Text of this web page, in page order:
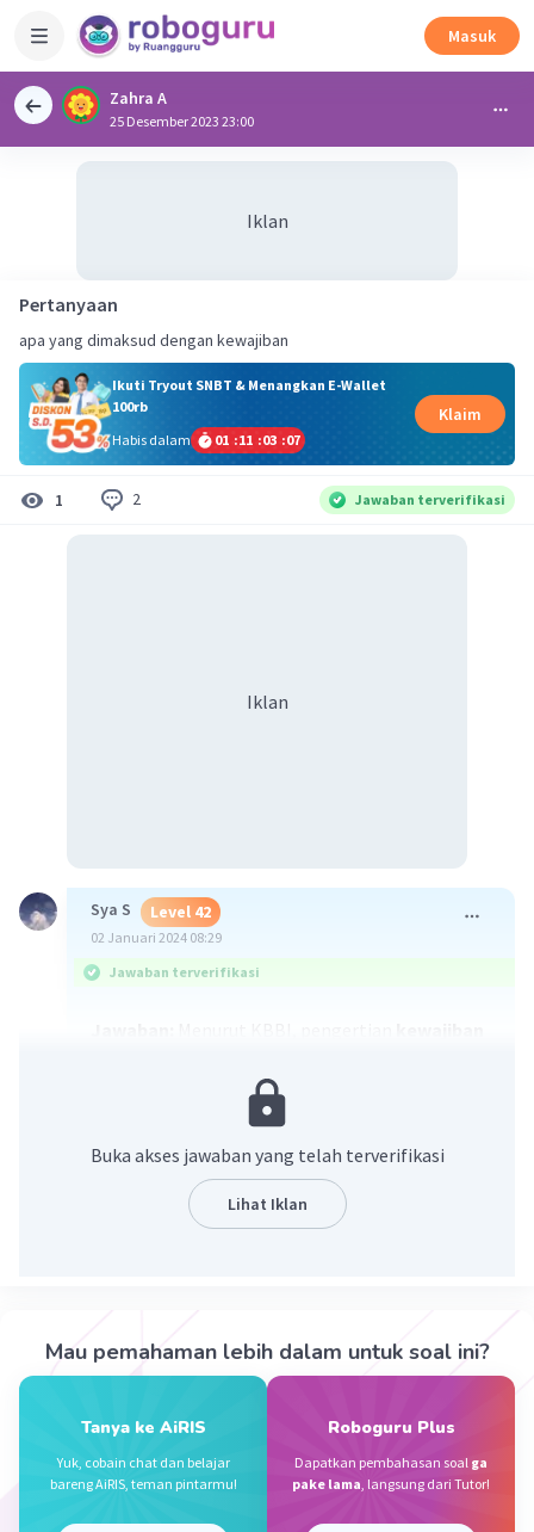
Masuk
Zahra A
25 Desember 2023 23:00
Iklan
Pertanyaan
apa yang dimaksud dengan kewajiban
Ikuti Tryout SNBT & Menangkan E-Wallet
100rb
Habis dalam
01 :11 :03 :06
Klaim
1 2 Jawaban terverifikasi
Iklan
Sya S Level 42
02 Januari 2024 08:29
Jawaban terverifikasi
sesuatu yang harus dikerjakan
Beri Rating
Iklan
Community Level 89
kewajiban adalah sesuatu yang diwajibkan,
sesuatu yang harus dilaksanakan, atau suatu
Beri Rating
Buka akses jawaban yang telah terverifikasi
Lihat Iklan
Mau pemahaman lebih dalam untuk soal ini?
Tanya ke AiRIS
Yuk, cobain chat dan belajar
bareng AiRIS, teman pintarmu!
Roboguru Plus
Dapatkan pembahasan soal ga
pake lama, langsung dari Tutor!